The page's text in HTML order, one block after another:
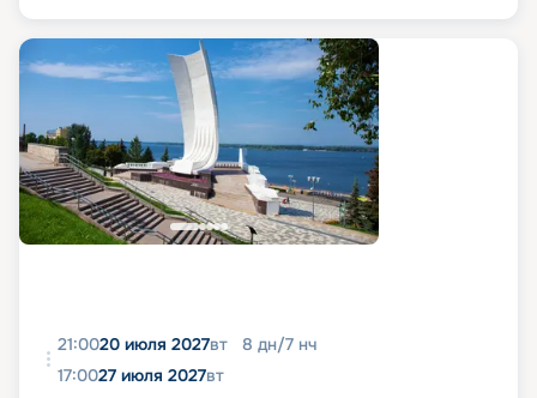
21:0020 июля 2027вт 8 дн/7 нч
17:0027 июля 2027вт